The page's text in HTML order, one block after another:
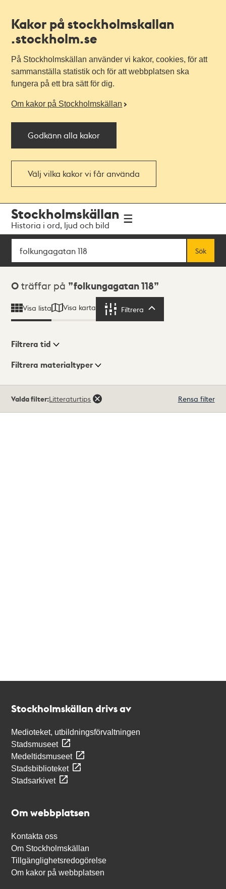
Kakor på stockholmskallan
.stockholm.se
På Stockholmskällan använder vi kakor, cookies, för att
sammanställa statistik och för att webbplatsen ska
fungera på ett bra sätt för dig.
Om kakor på Stockholmskällan
Godkänn alla kakor
Välj vilka kakor vi får använda
navigationen
huvudinnehållet
Stockholmskällan
Historia i ord, ljud och bild
Sök
Sök
Sökresultat
0 träffar på folkungagatan 118
Visa lista Visa karta Filtrera
Visningsläge
Filtrera tid
Filtrera materialtyper
träffar
Valda filter:Litteraturtips Rensa filter
Stockholmskällan drivs av
Medioteket, utbildningsförvaltningen
Stadsmuseet
Medeltidsmuseet
Stadsbiblioteket
Stadsarkivet
Om webbplatsen
Kontakta oss
Om Stockholmskällan
Tillgänglighetsredogörelse
Om kakor på webbplatsen